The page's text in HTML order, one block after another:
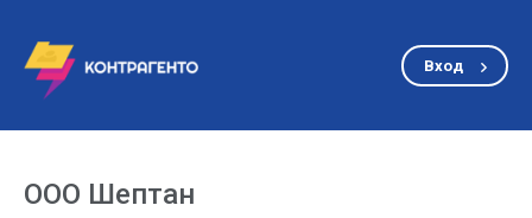
Вход
ООО Шептан